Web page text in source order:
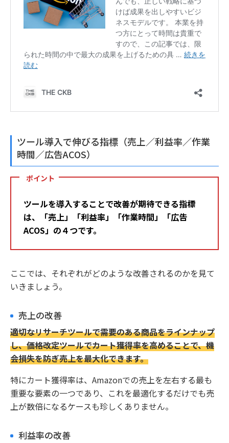
ツール導入で伸びる指標（売上／利益率／作業
時間／広告ACOS）
ポイント
ツールを導入することで改善が期待できる指標
は、「売上」「利益率」「作業時間」「広告
ACOS」の４つです。
ここでは、それぞれがどのような改善されるのかを見て
いきましょう。
売上の改善
適切なリサーチツールで需要のある商品をラインナップ
し、価格改定ツールでカート獲得率を高めることで、機
会損失を防ぎ売上を最大化できます。
特にカート獲得率は、Amazonでの売上を左右する最も
重要な要素の一つであり、これを最適化するだけでも売
上が数倍になるケースも珍しくありません。
利益率の改善